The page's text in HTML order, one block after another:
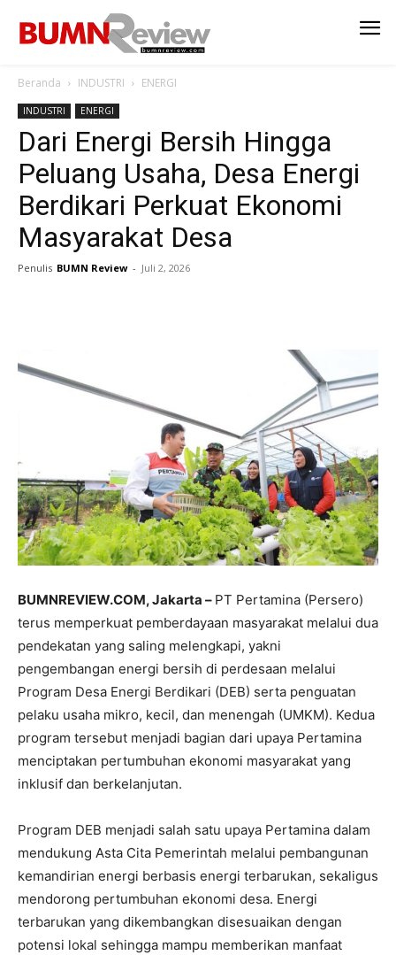
Beranda INDUSTRI ENERGI
INDUSTRI ENERGI
Dari Energi Bersih Hingga
Peluang Usaha, Desa Energi
Berdikari Perkuat Ekonomi
Masyarakat Desa
Penulis BUMN Review - Juli 2, 2026
BUMNREVIEW.COM, Jakarta – PT Pertamina (Persero)
terus memperkuat pemberdayaan masyarakat melalui dua
pendekatan yang saling melengkapi, yakni
pengembangan energi bersih di perdesaan melalui
Program Desa Energi Berdikari (DEB) serta penguatan
pelaku usaha mikro, kecil, dan menengah (UMKM). Kedua
program tersebut menjadi bagian dari upaya Pertamina
menciptakan pertumbuhan ekonomi masyarakat yang
inklusif dan berkelanjutan.
Program DEB menjadi salah satu upaya Pertamina dalam
mendukung Asta Cita Pemerintah melalui pembangunan
kemandirian energi berbasis energi terbarukan, sekaligus
mendorong pertumbuhan ekonomi desa. Energi
terbarukan yang dikembangkan disesuaikan dengan
potensi lokal sehingga mampu memberikan manfaat